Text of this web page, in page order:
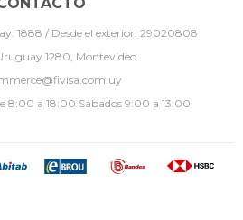
1888 / Desde el exterior: 29020808
1280, Montevideo
8:00 a 18:00 Sábados 9:00 a 13:00